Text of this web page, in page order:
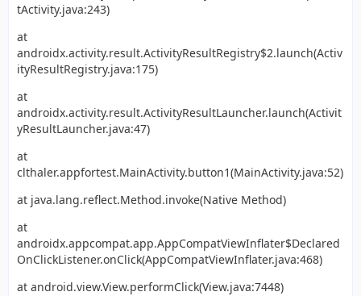
tActivity.java:243)
at
androidx.activity.result.ActivityResultRegistry$2.launch(Activ
ityResultRegistry.java:175)
at
androidx.activity.result.ActivityResultLauncher.launch(Activit
yResultLauncher.java:47)
at
clthaler.appfortest.MainActivity.button1(MainActivity.java:52)
at java.lang.reflect.Method.invoke(Native Method)
at
androidx.appcompat.app.AppCompatViewInflater$Declared
OnClickListener.onClick(AppCompatViewInflater.java:468)
at android.view.View.performClick(View.java:7448)